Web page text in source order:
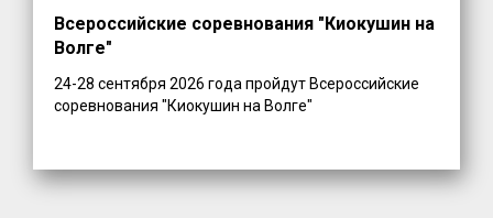
Всероссийские соревнования "Киокушин на
Волге"
24-28 сентября 2026 года пройдут Всероссийские
соревнования "Киокушин на Волге"